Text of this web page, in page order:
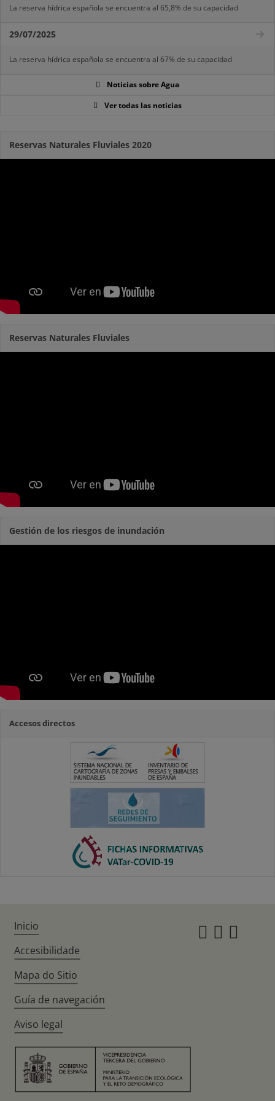
La reserva hídrica española se encuentra al 65,8% de su capacidad
29/07/2025
La reserva hídrica española se encuentra al 67% de su capacidad
Noticias sobre Agua
Ver todas las noticias
Reservas Naturales Fluviales 2020
Reservas Naturales Fluviales
Gestión de los riesgos de inundación
Accesos directos
Inicio
Accesibilidade
Mapa do Sitio
Guía de navegación
Aviso legal